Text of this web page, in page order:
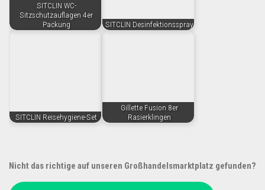
SITCLIN WC-
Sitzschutzauflagen 4er
Packung
SITCLIN Desinfektionsspray
SITCLIN Reisehygiene-Set
Gillette Fusion 8er
Rasierklingen
Nicht das richtige auf unseren Großhandelsmarktplatz gefunden?